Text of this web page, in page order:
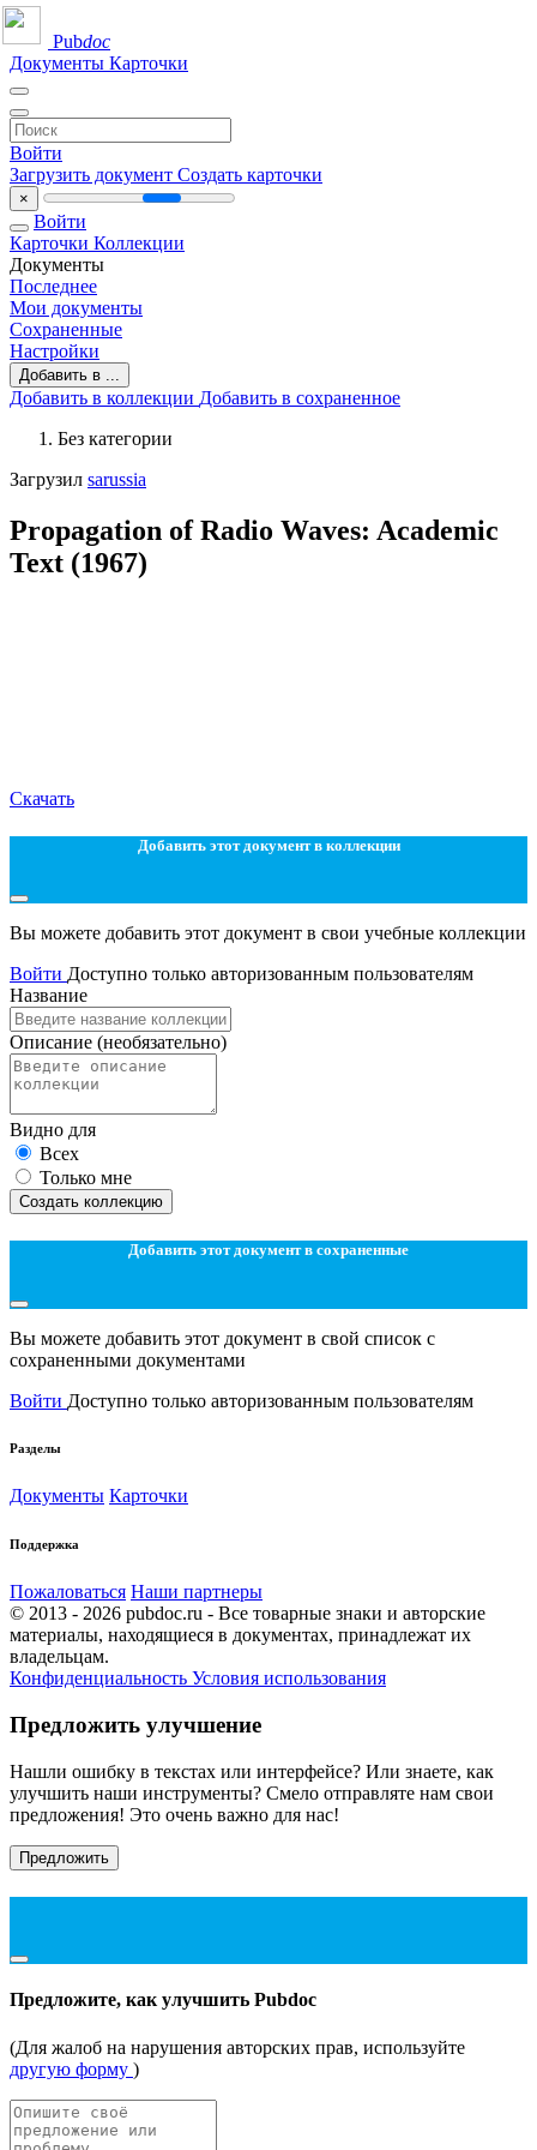
Pubdoc
Документы Карточки
Войти
Загрузить документ Создать карточки
×
Войти
Карточки Коллекции
Документы
Последнее
Мои документы
Сохраненные
Настройки
Добавить в ...
Добавить в коллекции Добавить в сохраненное
Без категории
Загрузил sarussia
Propagation of Radio Waves: Academic
Text (1967)
Скачать
Добавить этот документ в коллекции
Вы можете добавить этот документ в свои учебные коллекции
Войти Доступно только авторизованным пользователям
Название
Описание (необязательно)
Видно для
Всех
Только мне
Создать коллекцию
Добавить этот документ в сохраненные
Вы можете добавить этот документ в свой список с
сохраненными документами
Войти Доступно только авторизованным пользователям
Разделы
Документы Карточки
Поддержка
Пожаловаться Наши партнеры
© 2013 - 2026 pubdoc.ru - Все товарные знаки и авторские
материалы, находящиеся в документах, принадлежат их
владельцам.
Конфиденциальность Условия использования
Предложить улучшение
Нашли ошибку в текстах или интерфейсе? Или знаете, как
улучшить наши инструменты? Смело отправляте нам свои
предложения! Это очень важно для нас!
Предложить
Предложите, как улучшить Pubdoc
(Для жалоб на нарушения авторских прав, используйте
другую форму )